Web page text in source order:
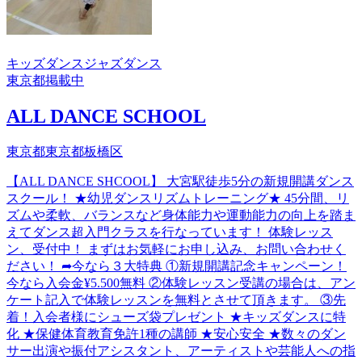
キッズダンス ジャズダンス
東京都掲載中
ALL DANCE SCHOOL
東京都東京都板橋区
【ALL DANCE SHCOOL】 大宮駅徒歩5分の新規開講ダンス
スクール！ ★幼児ダンスリズムトレーニング★ 45分間、リ
ズムや柔軟、バランスなど身体能力や運動能力の向上を踏ま
えてダンス超入門クラスを行なっています！ 体験レッス
ン、受付中！ まずはお気軽にお申し込み、お問い合わせく
ださい！ ➦今なら３大特典 ①新規開講記念キャンペーン！
今なら入会金¥5.500無料 ②体験レッスン受講の場合は、アン
ケート記入で体験レッスンを無料とさせて頂きます。 ③先
着！入会者様にシューズ袋プレゼント ★キッズダンスに特
化 ★保健体育教育免許1種の講師 ★安心安全 ★数々のダン
サー出演や振付アシスタント、アーティストや芸能人への指